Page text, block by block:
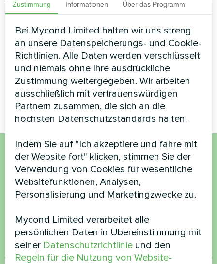
Privathaus mit
Mycond
Wärmepumpe
MBasic
einem Puffertank MBT100
gepaart
Split-Wärmepumpe Serie Artic
Home Smart
Möchten Sie kaufen oder
haben Sie Fragen?
helfen
Name
Zustimmung Informationen Über das Programm
Bei Mycond Limited halten wir uns streng
an unsere Datenspeicherungs- und Cookie-
Richtlinien. Alle Daten werden verschlüsselt
und niemals ohne Ihre ausdrückliche
Zustimmung weitergegeben. Wir arbeiten
ausschließlich mit vertrauenswürdigen
Partnern zusammen, die sich an die
höchsten Datenschutzstandards halten.
Indem Sie auf "Ich akzeptiere und fahre mit
der Website fort" klicken, stimmen Sie der
Verwendung von Cookies für wesentliche
Websitefunktionen, Analysen,
Personalisierung und Marketingzwecke zu.
Mycond Limited verarbeitet alle
persönlichen Daten in Übereinstimmung mit
seiner Datenschutzrichtlinie und den
Regeln für die Nutzung von Website-